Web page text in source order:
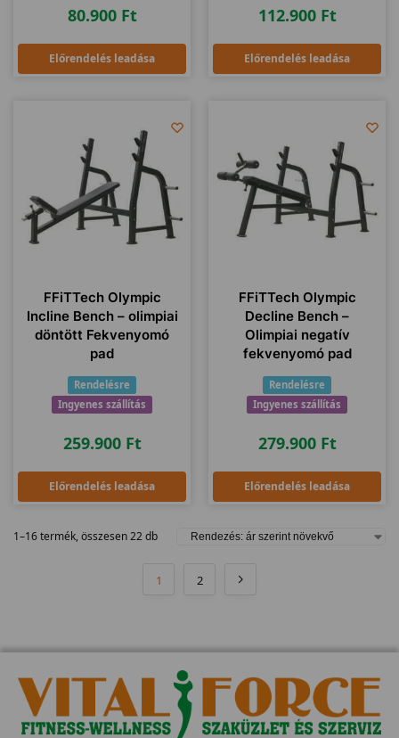
80.900 Ft
Előrendelés leadása
112.900 Ft
Előrendelés leadása
FFiTTech Olympic
Incline Bench – olimpiai
döntött Fekvenyomó
pad
Rendelésre
Ingyenes szállítás
259.900 Ft
Előrendelés leadása
FFiTTech Olympic
Decline Bench –
Olimpiai negatív
fekvenyomó pad
Rendelésre
Ingyenes szállítás
279.900 Ft
Előrendelés leadása
1–16 termék, összesen 22 db
1 2